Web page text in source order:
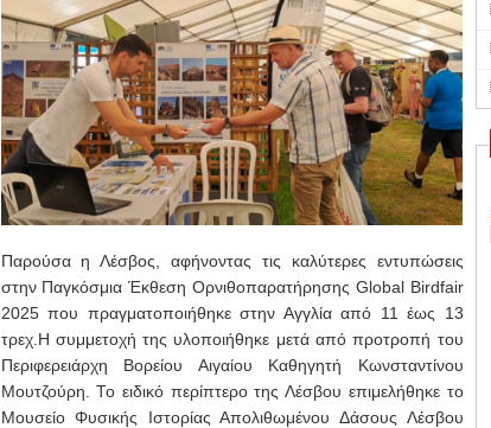
Παρούσα η Λέσβος, αφήνοντας τις καλύτερες εντυπώσεις
στην Παγκόσμια Έκθεση Ορνιθοπαρατήρησης Global Birdfair
2025 που πραγματοποιήθηκε στην Αγγλία από 11 έως 13
τρεχ.Η συμμετοχή της υλοποιήθηκε μετά από προτροπή του
Περιφερειάρχη Βορείου Αιγαίου Καθηγητή Κωνσταντίνου
Μουτζούρη. Το ειδικό περίπτερο της Λέσβου επιμελήθηκε το
Μουσείο Φυσικής Ιστορίας Απολιθωμένου Δάσους Λέσβου